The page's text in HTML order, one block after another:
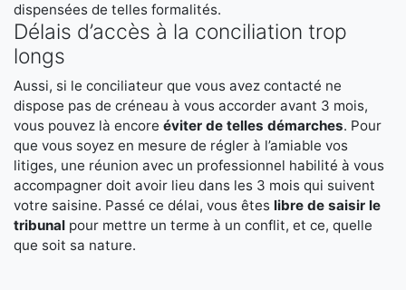
dispensées de telles formalités.
Délais d’accès à la conciliation trop
longs
Aussi, si le conciliateur que vous avez contacté ne
dispose pas de créneau à vous accorder avant 3 mois,
vous pouvez là encore éviter de telles démarches. Pour
que vous soyez en mesure de régler à l’amiable vos
litiges, une réunion avec un professionnel habilité à vous
accompagner doit avoir lieu dans les 3 mois qui suivent
votre saisine. Passé ce délai, vous êtes libre de saisir le
tribunal pour mettre un terme à un conflit, et ce, quelle
que soit sa nature.